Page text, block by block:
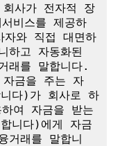
사가 전자적 장
비스를 제공하
와 직접 대면하
하고 자동화된
래를 말합니다.
금을 주는 자
다)가 회사로 하
여 자금을 받는
니다)에게 자금
거래를 말합니